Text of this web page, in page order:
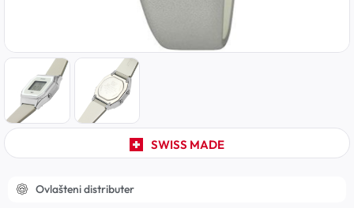
SWISS MADE
Ovlašteni distributer